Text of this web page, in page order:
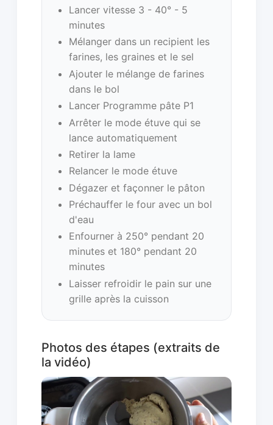
Lancer vitesse 3 - 40° - 5
minutes
Mélanger dans un recipient les
farines, les graines et le sel
Ajouter le mélange de farines
dans le bol
Lancer Programme pâte P1
Arrêter le mode étuve qui se
lance automatiquement
Retirer la lame
Relancer le mode étuve
Dégazer et façonner le pâton
Préchauffer le four avec un bol
d'eau
Enfourner à 250° pendant 20
minutes et 180° pendant 20
minutes
Laisser refroidir le pain sur une
grille après la cuisson
Photos des étapes (extraits de
la vidéo)